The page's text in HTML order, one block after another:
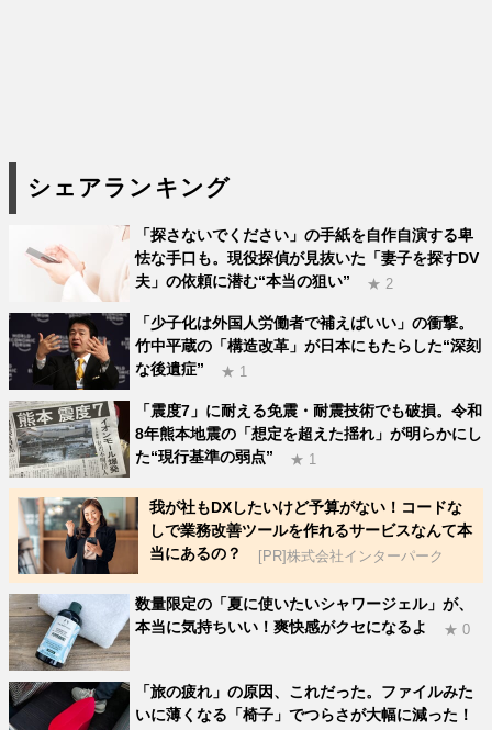
シェアランキング
「探さないでください」の手紙を自作自演する卑
怯な手口も。現役探偵が見抜いた「妻子を探すDV
夫」の依頼に潜む“本当の狙い”
★ 2
「少子化は外国人労働者で補えばいい」の衝撃。
竹中平蔵の「構造改革」が日本にもたらした“深刻
な後遺症”
★ 1
「震度7」に耐える免震・耐震技術でも破損。令和
8年熊本地震の「想定を超えた揺れ」が明らかにし
た“現行基準の弱点”
★ 1
我が社もDXしたいけど予算がない！コードな
しで業務改善ツールを作れるサービスなんて本
当にあるの？
[PR]株式会社インターパーク
数量限定の「夏に使いたいシャワージェル」が、
本当に気持ちいい！爽快感がクセになるよ
★ 0
「旅の疲れ」の原因、これだった。ファイルみた
いに薄くなる「椅子」でつらさが大幅に減った！